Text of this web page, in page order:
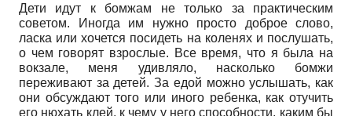
Дети идут к бомжам не только за практическим
советом. Иногда им нужно просто доброе слово,
ласка или хочется посидеть на коленях и послушать,
о чем говорят взрослые. Все время, что я была на
вокзале, меня удивляло, насколько бомжи
переживают за детей. За едой можно услышать, как
они обсуждают того или иного ребенка, как отучить
его нюхать клей, к чему у него способности, каким бы